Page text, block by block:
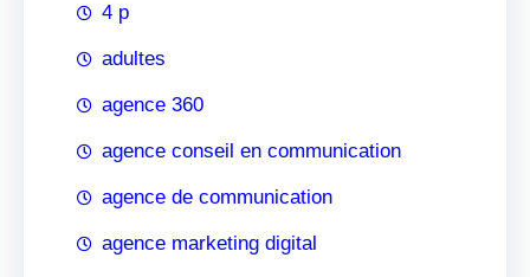
4 p
adultes
agence 360
agence conseil en communication
agence de communication
agence marketing digital